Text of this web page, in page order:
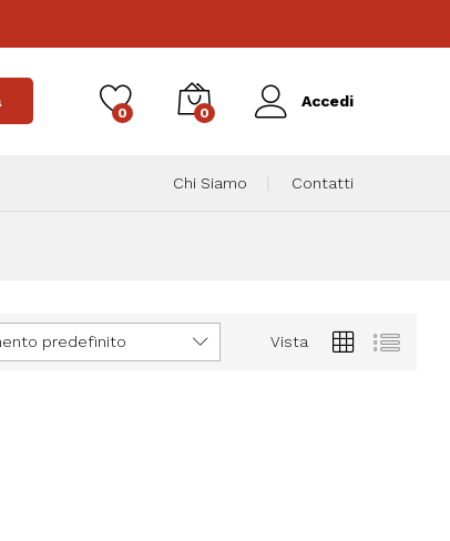
0 0
Accedi
Chi Siamo Contatti
Vista
predefinito